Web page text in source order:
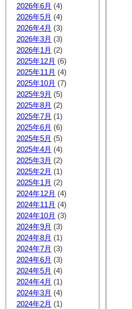
2026年6月 (4)
2026年5月 (4)
2026年4月 (3)
2026年3月 (3)
2026年1月 (2)
2025年12月 (6)
2025年11月 (4)
2025年10月 (7)
2025年9月 (5)
2025年8月 (2)
2025年7月 (1)
2025年6月 (6)
2025年5月 (5)
2025年4月 (4)
2025年3月 (2)
2025年2月 (1)
2025年1月 (2)
2024年12月 (4)
2024年11月 (4)
2024年10月 (3)
2024年9月 (3)
2024年8月 (1)
2024年7月 (3)
2024年6月 (3)
2024年5月 (4)
2024年4月 (1)
2024年3月 (4)
2024年2月 (1)